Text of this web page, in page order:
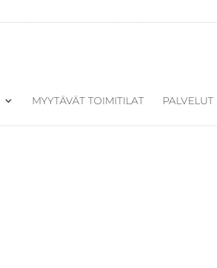
MYYTÄVÄT TOIMITILAT PALVELUT